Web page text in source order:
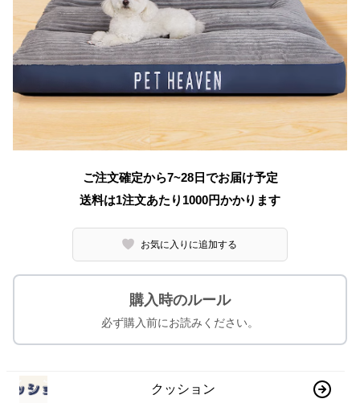
ご注文確定から7~28日でお届け予定
送料は1注文あたり 1000円かかります
お気に入りに追加する
購入時のルール
必ず購入前にお読みください。
クッション